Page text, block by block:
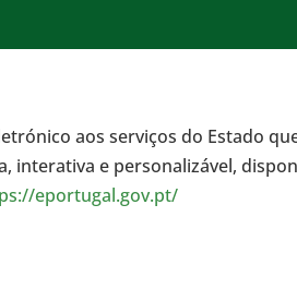
aos serviços do Estado
interativa e personalizável,
eportugal.gov.pt/